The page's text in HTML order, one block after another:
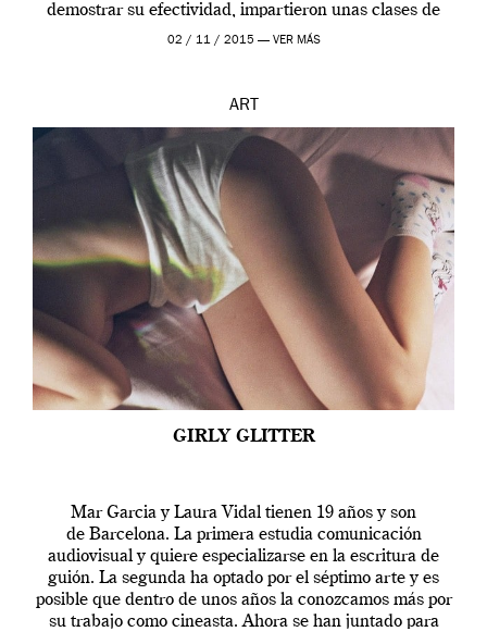
demostrar su efectividad, impartieron unas clases de
prueba en el Tate […]
02 / 11 / 2015 — VER MÁS
ART
GIRLY GLITTER
Mar Garcia y Laura Vidal tienen 19 años y son
de Barcelona. La primera estudia comunicación
audiovisual y quiere especializarse en la escritura de
guión. La segunda ha optado por el séptimo arte y es
posible que dentro de unos años la conozcamos más por
su trabajo como cineasta. Ahora se han juntado para